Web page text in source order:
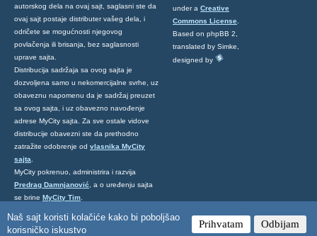
Naš sajt koristi kolačiće kako bi poboljšao
korisničko iskustvo
Prihvatam Odbijam
autorskog dela na ovaj sajt, saglasni ste da
ovaj sajt postaje distributer vašeg dela, i
odričete se mogućnosti njegovog
povlačenja ili brisanja, bez saglasnosti
uprave sajta.
Distribucija sadržaja sa ovog sajta je
dozvoljena samo u nekomercijalne svrhe, uz
obaveznu napomenu da je sadržaj preuzet
sa ovog sajta, i uz obavezno navođenje
adrese MyCity sajta. Za sve ostale vidove
distribucije obavezni ste da prethodno
zatražite odobrenje od vlasnika MyCity
sajta
MyCity pokrenuo, administrira i razvija
Predrag Damnjanović , a o uređenju sajta
se brine MyCity Tim
ovde.
under a Creative
Commons License
Based on phpBB 2,
translated by Simke,
designed by